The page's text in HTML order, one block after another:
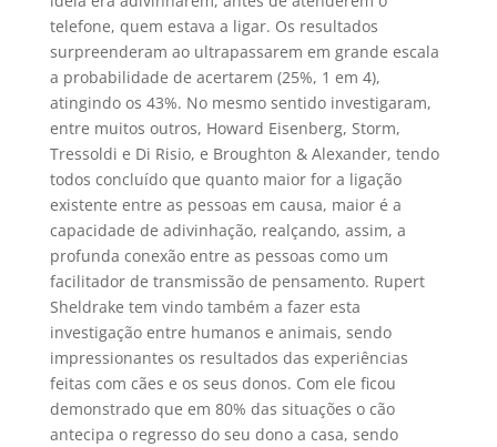
telefone, quem estava a ligar. Os resultados
surpreenderam ao ultrapassarem em grande escala
a probabilidade de acertarem (25%, 1 em 4),
atingindo os 43%. No mesmo sentido investigaram,
entre muitos outros, Howard Eisenberg, Storm,
Tressoldi e Di Risio, e Broughton & Alexander, tendo
todos concluído que quanto maior for a ligação
existente entre as pessoas em causa, maior é a
capacidade de adivinhação, realçando, assim, a
profunda conexão entre as pessoas como um
facilitador de transmissão de pensamento. Rupert
Sheldrake tem vindo também a fazer esta
investigação entre humanos e animais, sendo
impressionantes os resultados das experiências
feitas com cães e os seus donos. Com ele ficou
demonstrado que em 80% das situações o cão
antecipa o regresso do seu dono a casa, sendo